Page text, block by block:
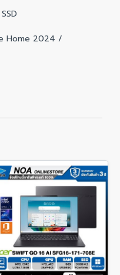
Home 2024 /